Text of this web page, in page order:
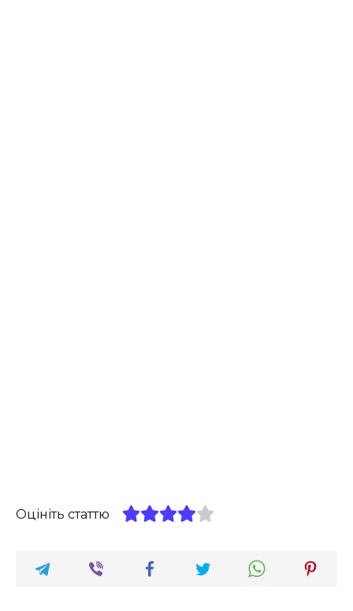
Оцініть статтю